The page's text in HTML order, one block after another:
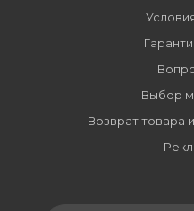
Выбор
Возврат товара